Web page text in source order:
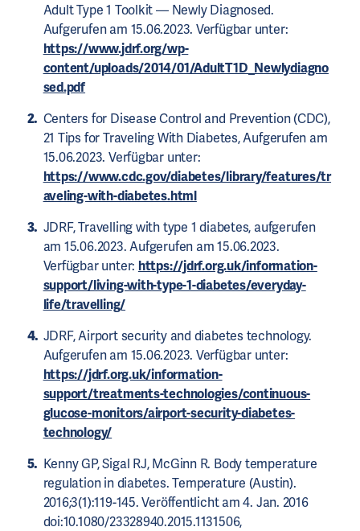
Adult Type 1 Toolkit — Newly Diagnosed.
Aufgerufen am 15.06.2023. Verfügbar unter:
https://www.jdrf.org/wp-
content/uploads/2014/01/AdultT1D_Newlydiagno
sed.pdf
Centers for Disease Control and Prevention (CDC),
21 Tips for Traveling With Diabetes, Aufgerufen am
15.06.2023. Verfügbar unter:
https://www.cdc.gov/diabetes/library/features/tr
aveling-with-diabetes.html
JDRF, Travelling with type 1 diabetes, aufgerufen
am 15.06.2023. Aufgerufen am 15.06.2023.
Verfügbar unter: https://jdrf.org.uk/information-
support/living-with-type-1-diabetes/everyday-
life/travelling/
JDRF, Airport security and diabetes technology.
Aufgerufen am 15.06.2023. Verfügbar unter:
https://jdrf.org.uk/information-
support/treatments-technologies/continuous-
glucose-monitors/airport-security-diabetes-
technology/
Kenny GP, Sigal RJ, McGinn R. Body temperature
regulation in diabetes. Temperature (Austin).
2016;3(1):119-145. Veröffentlicht am 4. Jan. 2016
doi:10.1080/23328940.2015.1131506,